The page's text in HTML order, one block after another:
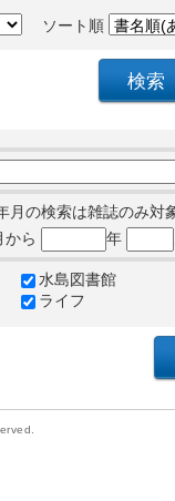
ソート順
月の検索は雑誌のみ対
から 年
水島図書館
ライフ